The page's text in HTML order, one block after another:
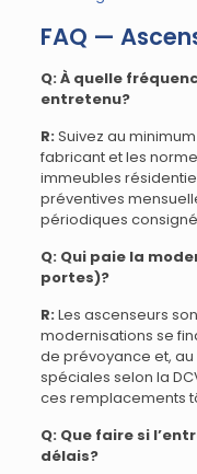
FAQ —
Q: À quelle
entretenu?
R:Suivez au
fabricant et les
immeubles
préventives
périodiques
Q: Qui paie la
portes)?
R:Les ascenseurs
modernisations se
de prévoyance et,
spéciales selon la
ces remplacements
Q: Que faire si
délais?